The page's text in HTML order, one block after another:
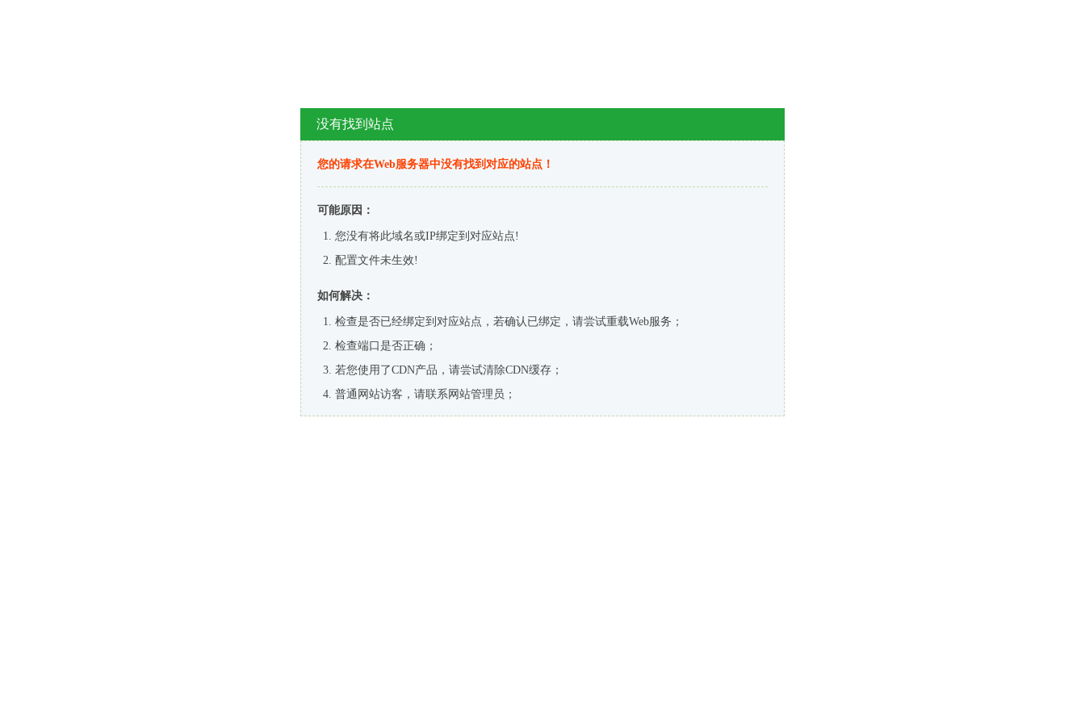
没有找到站点
您的请求在Web服务器中没有找到对应的站点！
可能原因：
您没有将此域名或IP绑定到对应站点!
配置文件未生效!
如何解决：
检查是否已经绑定到对应站点，若确认已绑定，请尝试重载Web服务；
检查端口是否正确；
若您使用了CDN产品，请尝试清除CDN缓存；
普通网站访客，请联系网站管理员；